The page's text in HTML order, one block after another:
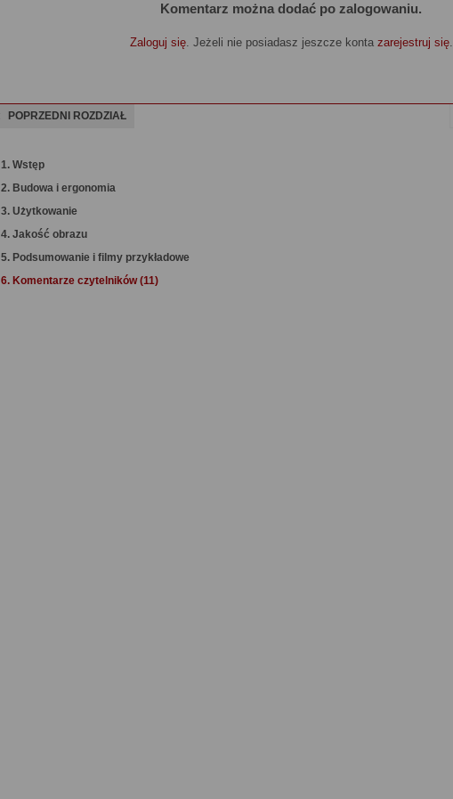
Komentarz można dodać po zalogowaniu.
Zaloguj się. Jeżeli nie posiadasz jeszcze konta zarejestruj się.
POPRZEDNI ROZDZIAŁ
1. Wstęp
2. Budowa i ergonomia
3. Użytkowanie
4. Jakość obrazu
5. Podsumowanie i filmy przykładowe
6. Komentarze czytelników (11)